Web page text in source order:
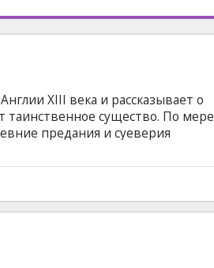
XIII века и рассказывает о
таинственное существо. По мере
предания и суеверия